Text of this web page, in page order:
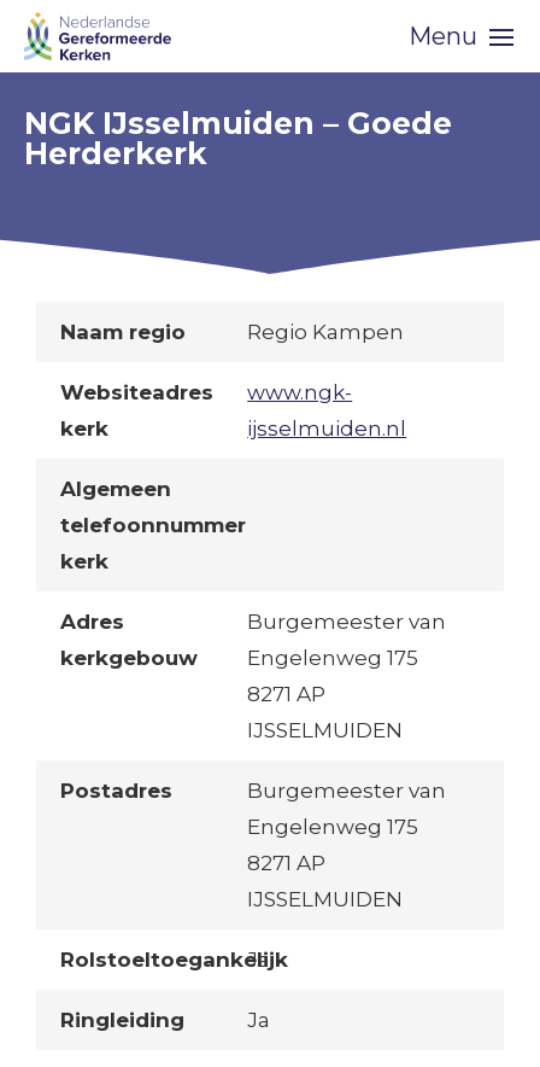
Skip
navigation
Menu
NGK IJsselmuiden – Goede
Herderkerk
Naam regio Regio Kampen
Websiteadres
kerk
www.ngk-
ijsselmuiden.nl
Algemeen
telefoonnummer
kerk
Adres
kerkgebouw
Burgemeester van
Engelenweg 175
8271 AP
IJSSELMUIDEN
Postadres
Burgemeester van
Engelenweg 175
8271 AP
IJSSELMUIDEN
Rolstoeltoegankelijk
Ja
Ringleiding Ja